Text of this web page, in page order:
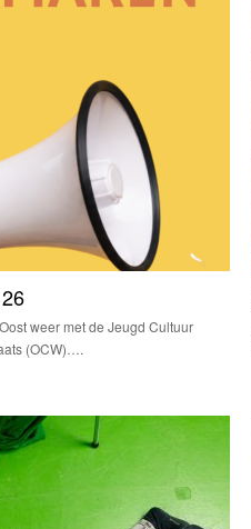
weer met de Jeugd Cultuur
(OCW)….